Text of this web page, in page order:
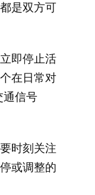
是双方可
即停止活
在日常对
通信号
时刻关注
或调整的